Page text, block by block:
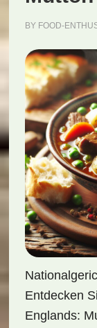
BY FOOD-
Entdecken
Englands: